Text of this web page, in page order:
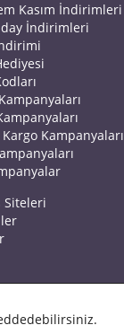
Kasım İndirimleri
İndirimleri
Kampanyaları
Siteleri